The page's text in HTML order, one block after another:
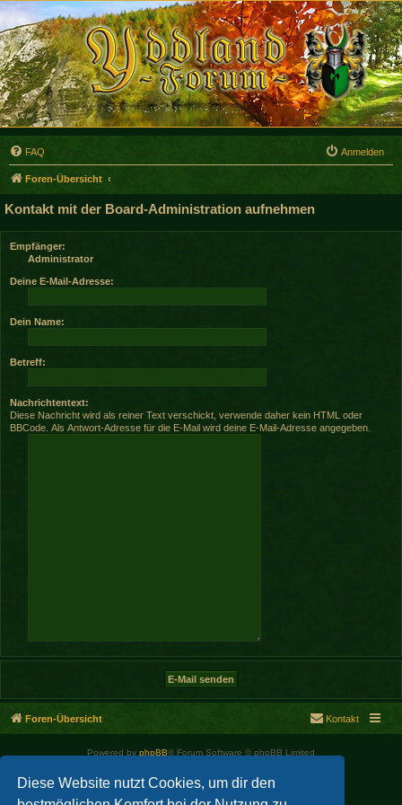
Diese Website nutzt Cookies, um dir den
FAQ Anmelden
Foren-Übersicht
Kontakt mit der Board-Administration aufnehmen
Empfänger:
Administrator
Deine E-Mail-Adresse:
Dein Name:
Betreff:
Nachrichtentext:
Diese Nachricht wird als reiner Text verschickt, verwende daher kein HTML oder
BBCode. Als Antwort-Adresse für die E-Mail wird deine E-Mail-Adresse angegeben.
Foren-Übersicht Kontakt
Powered by phpBB® Forum Software © phpBB Limited